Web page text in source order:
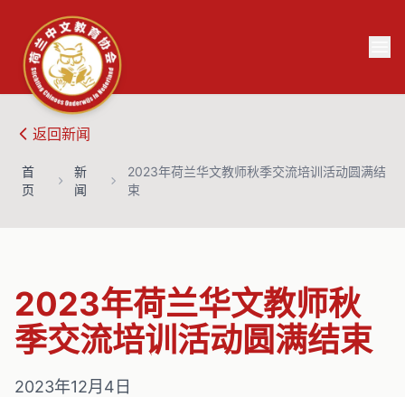
返回新闻
首
页
新
闻
2023年荷兰华文教师秋季交流培训活动圆满结
束
2023年荷兰华文教师秋
季交流培训活动圆满结束
2023年12月4日